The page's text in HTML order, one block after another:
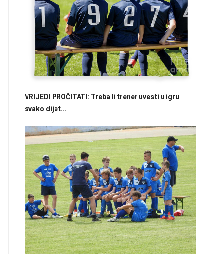
VRIJEDI PROČITATI: Treba li trener uvesti u igru
svako dijet...